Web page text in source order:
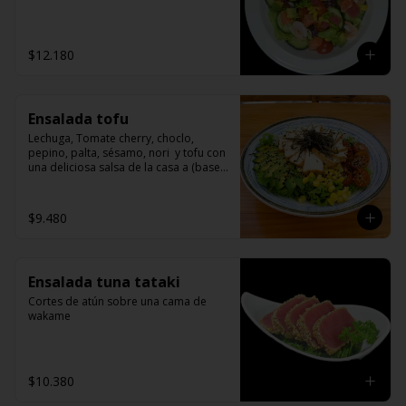
$12.180
Ensalada tofu
Lechuga, Tomate cherry, choclo,
pepino, palta, sésamo, nori  y tofu con
una deliciosa salsa de la casa a (base
$9.480
Ensalada tuna tataki
Cortes de atún sobre una cama de
wakame
$10.380